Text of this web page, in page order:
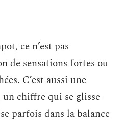
ce n’est pas
de sensations fortes ou
C’est aussi une
chiffre qui se glisse
parfois dans la balance